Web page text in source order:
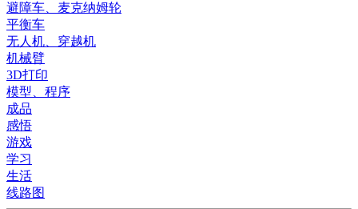
避障车、麦克纳姆轮
平衡车
无人机、穿越机
机械臂
3D打印
模型、程序
成品
感悟
游戏
学习
生活
线路图